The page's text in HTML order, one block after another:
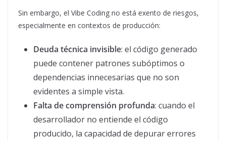
Sin embargo, el Vibe Coding no está exento de riesgos,
especialmente en contextos de producción:
Deuda técnica invisible: el código generado
puede contener patrones subóptimos o
dependencias innecesarias que no son
evidentes a simple vista.
Falta de comprensión profunda: cuando el
desarrollador no entiende el código
producido, la capacidad de depurar errores